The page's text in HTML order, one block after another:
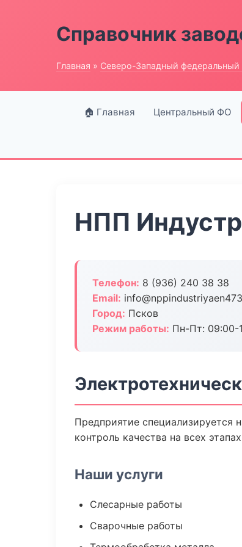
Справочник
Главная » Северо-Западный федеральный
🏠 Главная Центральный ФО
НПП
Телефон: 8 (936) 240 38 38
Email:
Город: Псков
Режим работы: Пн-Пт: 09:00-
Предприятие специализируется
контроль качества на всех
Наши услуги
Слесарные работы
Сварочные работы